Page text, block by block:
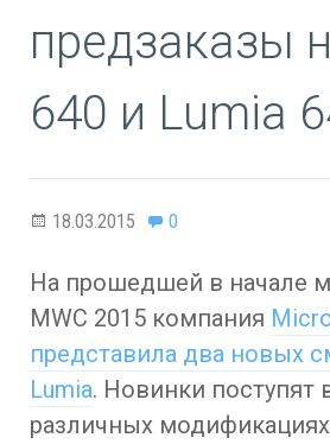
предзаказы
640 и Lumia
18.03.2015 0
На прошедшей в начале
MWC 2015 компания
представила два новых
Lumia. Новинки поступят
различных